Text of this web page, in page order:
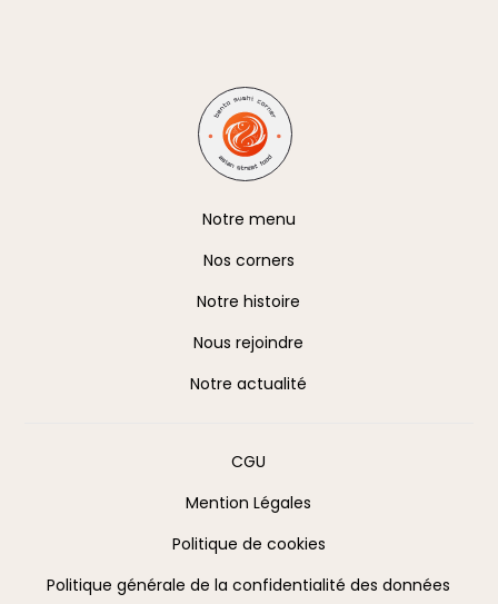
A propos
Notre menu
Nos corners
Notre histoire
Nous rejoindre
Notre actualité
Information
CGU
Mention Légales
Politique de cookies
Politique générale de la confidentialité des données